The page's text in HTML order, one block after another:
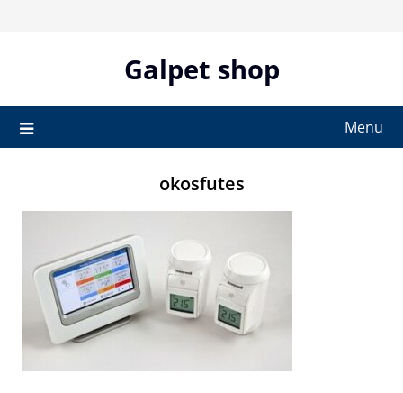
Galpet shop
Menu
okosfutes